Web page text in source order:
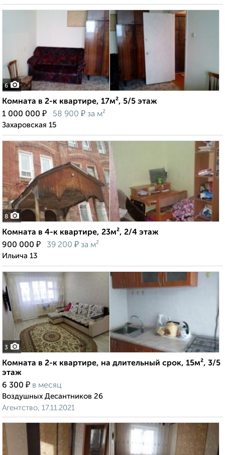
6
Комната в 2-к квартире, 17м², 5/5 этаж
1 000 000 ₽ 58 900 ₽ за м²
Захаровская 15
8
Комната в 4-к квартире, 23м², 2/4 этаж
900 000 ₽ 39 200 ₽ за м²
Ильича 13
3
Комната в 2-к квартире, на длительный срок, 15м², 3/5
этаж
6 300 ₽ в месяц
Воздушных Десантников 26
Агентство, 17.11.2021